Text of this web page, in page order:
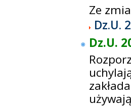
Ze
Dz.U.
Dz.U.